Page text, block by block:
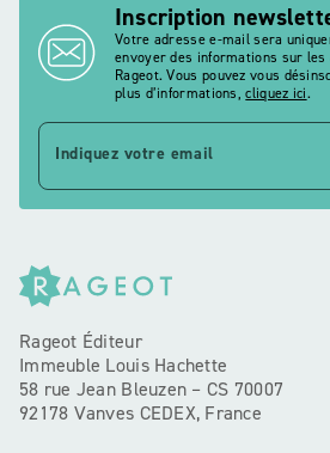
Inscription
Votre adresse e-mail sera
envoyer des informations sur
Rageot. Vous pouvez vous
plus d’informations,cliquez ici.
Indiquez votre email
Rageot Éditeur
Immeuble Louis Hachette
58 rue Jean Bleuzen – CS 70007
92178 Vanves CEDEX, France